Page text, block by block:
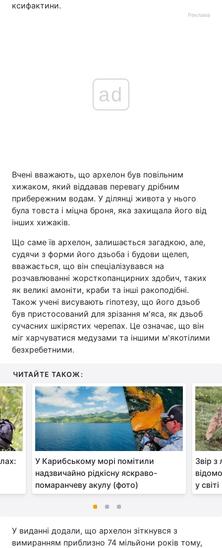
ксифактини.
Реклама
ad
Вчені вважають, що архелон був повільним
хижаком, який віддавав перевагу дрібним
прибережним водам. У ділянці живота у нього
була товста і міцна броня, яка захищала його від
інших хижаків.
Що саме їв архелон, залишається загадкою, але,
судячи з форми його дзьоба і будови щелеп,
вважається, що він спеціалізувався на
розчавлюванні жорсткопанцирних здобич, таких
як великі амоніти, краби та інші ракоподібні.
Також учені висувають гіпотезу, що його дзьоб
був пристосований для зрізання м'яса, як дзьоб
сучасних шкірястих черепах. Це означає, що він
міг харчуватися медузами та іншими м'якотілими
безхребетними.
ЧИТАЙТЕ ТАКОЖ:
У Карибському морі помітили
надзвичайно рідкісну яскраво-
помаранчеву акулу (фото)
Звір
у світі
У виданні додали, що архелон зіткнувся з
вимиранням приблизно 74 мільйони років тому,